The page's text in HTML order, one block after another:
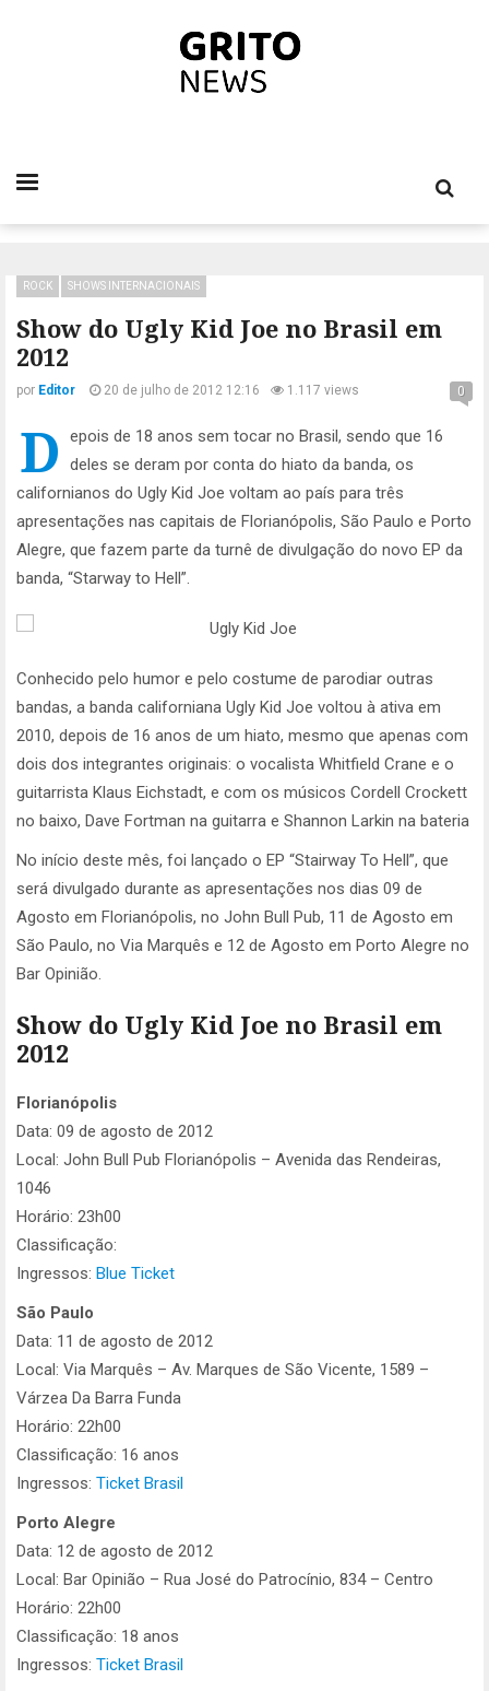
Show do Ugly Kid Joe no Brasil em
2012
ROCK SHOWS INTERNACIONAIS
por Editor 20 de julho de 2012 12:16 1.117 views 0
D
epois de 18 anos sem tocar no Brasil, sendo que 16
deles se deram por conta do hiato da banda, os
californianos do Ugly Kid Joe voltam ao país para três
apresentações nas capitais de Florianópolis, São Paulo e Porto
Alegre, que fazem parte da turnê de divulgação do novo EP da
banda, “Starway to Hell”.
Conhecido pelo humor e pelo costume de parodiar outras
bandas, a banda californiana Ugly Kid Joe voltou à ativa em
2010, depois de 16 anos de um hiato, mesmo que apenas com
dois dos integrantes originais: o vocalista Whitfield Crane e o
guitarrista Klaus Eichstadt, e com os músicos Cordell Crockett
no baixo, Dave Fortman na guitarra e Shannon Larkin na bateria
No início deste mês, foi lançado o EP “Stairway To Hell”, que
será divulgado durante as apresentações nos dias 09 de
Agosto em Florianópolis, no John Bull Pub, 11 de Agosto em
São Paulo, no Via Marquês e 12 de Agosto em Porto Alegre no
Bar Opinião.
Show do Ugly Kid Joe no Brasil em
2012
Florianópolis
Data: 09 de agosto de 2012
Local: John Bull Pub Florianópolis – Avenida das Rendeiras,
1046
Horário: 23h00
Classificação:
Ingressos: Blue Ticket
São Paulo
Data: 11 de agosto de 2012
Local: Via Marquês – Av. Marques de São Vicente, 1589 –
Várzea Da Barra Funda
Horário: 22h00
Classificação: 16 anos
Ingressos: Ticket Brasil
Porto Alegre
Data: 12 de agosto de 2012
Local: Bar Opinião – Rua José do Patrocínio, 834 – Centro
Horário: 22h00
Classificação: 18 anos
Ingressos: Ticket Brasil